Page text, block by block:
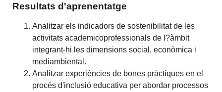
Resultats d'aprenentatge
Analitzar els indicadors de sostenibilitat de les
activitats academicoprofessionals de l?àmbit
integrant-hi les dimensions social, econòmica i
mediambiental.
Analitzar experiències de bones pràctiques en el
procés d'inclusió educativa per abordar processos